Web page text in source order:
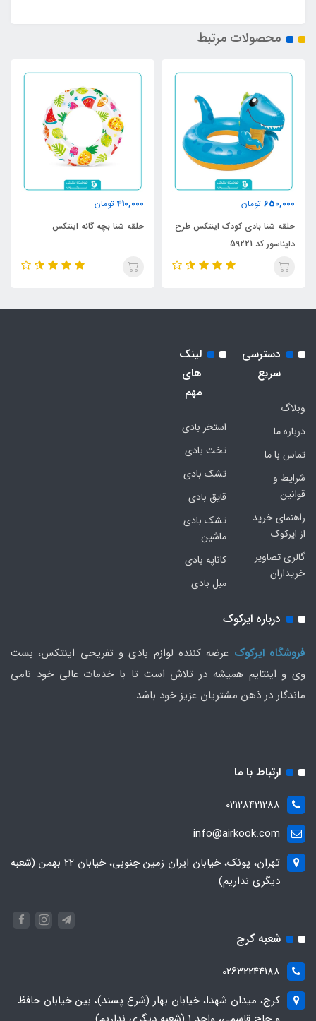
محصولات مرتبط
650,000 تومان
حلقه شنا بادی کودک اینتکس طرح
دایناسور کد 59221
410,000 تومان
حلقه شنا بچه گانه اینتکس
دسترسی
سریع
وبلاگ
درباره ما
تماس با ما
شرایط و
قوانین
راهنمای خرید
از ایرکوک
گالری تصاویر
خریداران
لینک
های
مهم
استخر بادی
تخت بادی
تشک بادی
قایق بادی
تشک بادی
ماشین
کاناپه بادی
مبل بادی
درباره ایرکوک
فروشگاه ایرکوک عرضه کننده لوازم بادی و تفریحی اینتکس، بست
وی و اینتایم همیشه در تلاش است تا با خدمات عالی خود نامی
ماندگار در ذهن مشتریان عزیز خود باشد.
ارتباط با ما
02128421288
info@airkook.com
تهران، پونک، خیابان ایران زمین جنوبی، خیابان 22 بهمن (شعبه
دیگری نداریم)
شعبه کرج
02632244188
کرج، میدان شهدا، خیابان بهار (شرع پسند)، بین خیابان حافظ